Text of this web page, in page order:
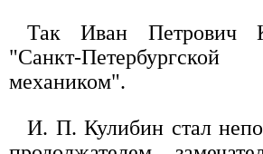
Так Иван Петрович
"Санкт-
механиком".
И. П. Кулибин стал